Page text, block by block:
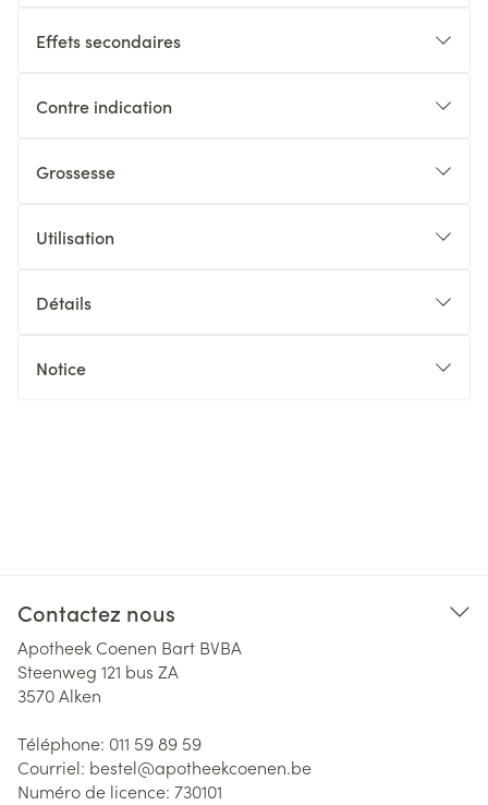
Effets secondaires
Contre indication
Grossesse
Utilisation
Détails
Notice
Contactez nous
Apotheek Coenen Bart BVBA
Steenweg 121 bus ZA
3570Alken
Téléphone: 011 59 89 59
Courriel: bestel@apotheekcoenen.be
Numéro de licence: 730101